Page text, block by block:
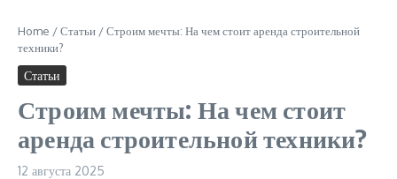
Home /Статьи /Строим мечты: На чем стоит аренда строительной
техники?
Статьи
Строим мечты: На чем стоит
аренда строительной техники?
12 августа 2025